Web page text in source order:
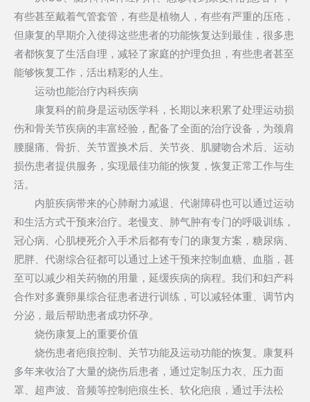
有些甚至戴着气管套管，有些是植物人，有些有严重的压疮，
但康复的早期介入使得这些患者的功能恢复达到最佳，很多患
者都恢复了生活自理，减轻了家庭的护理负担，有些患者甚至
能够恢复工作，活出精彩的人生。
运动也能治疗内科疾病
康复科的前身是运动医学科，长期以来积累了处理运动损
伤和骨关节疾病的丰富经验，配备了全面的治疗设备，为颈肩
腰腿痛、骨折、关节置换术后、关节炎、肌腱吻合术后、运动
损伤患者提供服务，实现最佳功能的恢复，恢复正常工作与生
活。
内脏疾病带来的心肺耐力减退、代谢障碍也可以通过运动
和生活方式干预来治疗。老慢支、肺气肿有专门的呼吸训练，
冠心病、心肌梗死介入手术后都有专门的康复方案，糖尿病、
肥胖、代谢综合征都可以通过上述干预来控制血糖、血脂，甚
至可以减少相关药物的用量，延缓疾病的病程。我们和妇产科
合作对多囊卵巢综合征患者进行训练，可以减轻体重、调节内
分泌，最后帮助患者成功怀孕。
烧伤康复上的重要价值
烧伤患者疤痕控制、关节功能及运动功能的恢复。康复科
多年来收治了大量的烧伤后患者，通过定制压力衣、压力面
罩、超声波、音频等控制疤痕生长、软化疤痕，通过手法松